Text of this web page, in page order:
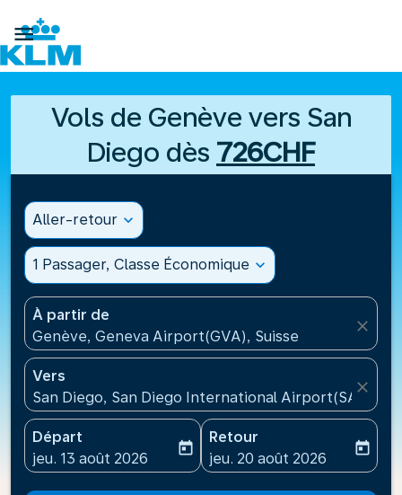

Vols de Genève vers San
Diego dès 726CHF
Aller-retour expand_more
1 Passager, Classe Économique expand_more
À partir de
Genève, Geneva Airport(GVA), Suisse
close
Vers
San Diego, San Diego International Airport(SAN),
close
Départ
fc-booking-departure-date-aria-label
jeu. 13 août 2026
today
Retour
fc-booking-return-date-
jeu. 20 août 2026
today